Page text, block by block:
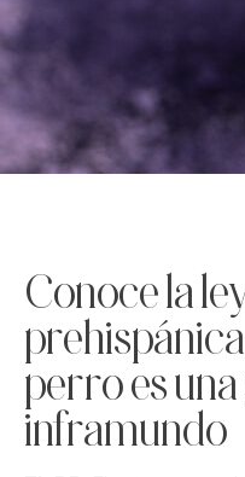
Conoce la
perro es
inframundo